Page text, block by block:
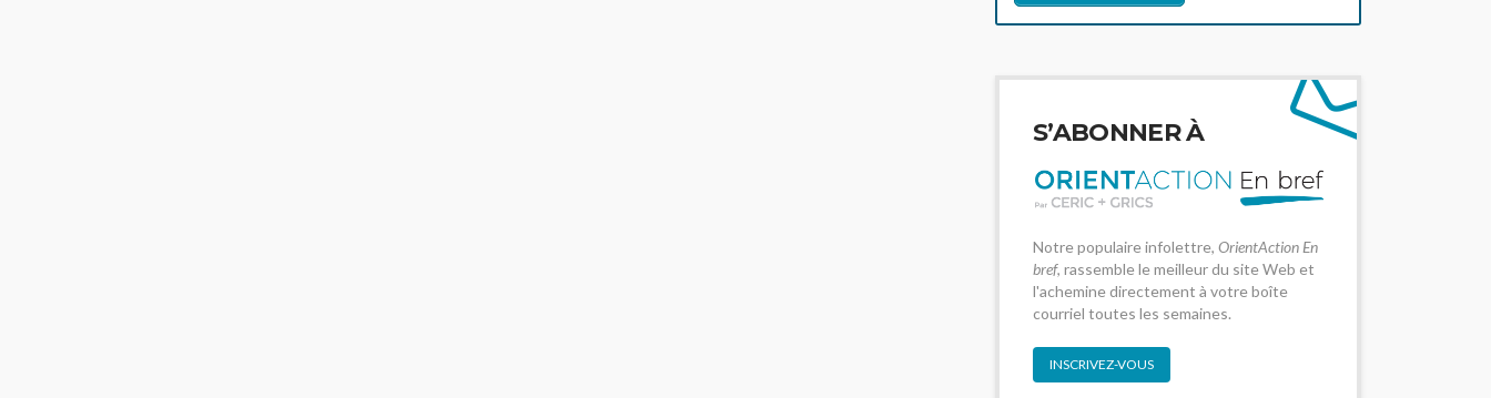
S’ABONNER À
Notre populaire infolettre, OrientAction En
bref, rassemble le meilleur du site Web et
l'achemine directement à votre boîte
courriel toutes les semaines.
INSCRIVEZ-VOUS